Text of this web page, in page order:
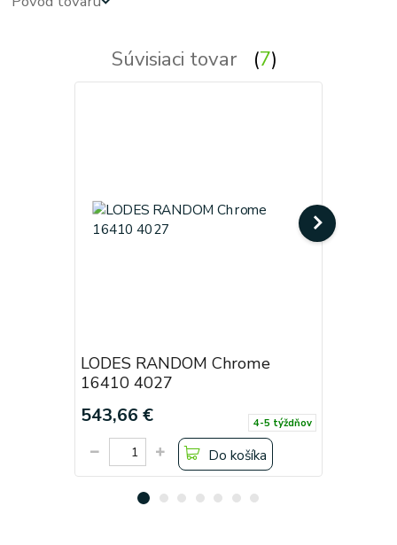
Súvisiaci tovar 7
LODES RANDOM Chrome
16410 4027
543,66 € 4-5 týždňov
Do košíka